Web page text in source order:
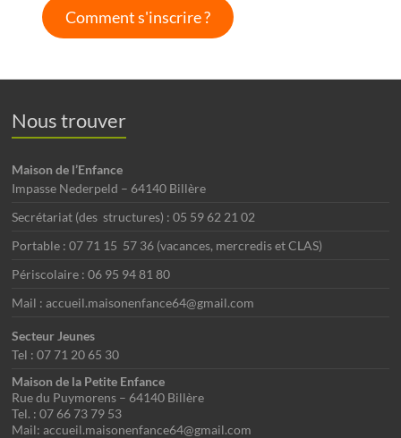
Comment s'inscrire ?
Nous trouver
Maison de l’Enfance
Impasse Nederpeld – 64140 Billère
Secrétariat (des structures) : 05 59 62 21 02
Portable : 07 71 15 57 36 (vacances, mercredis et CLAS)
Périscolaire : 06 95 94 81 80
Mail : accueil.maisonenfance64@gmail.com
Secteur Jeunes
Tel : 07 71 20 65 30
Maison de la Petite Enfance
Rue du Puymorens – 64140 Billère
Tel. : 07 66 73 79 53
Mail: accueil.maisonenfance64@gmail.com